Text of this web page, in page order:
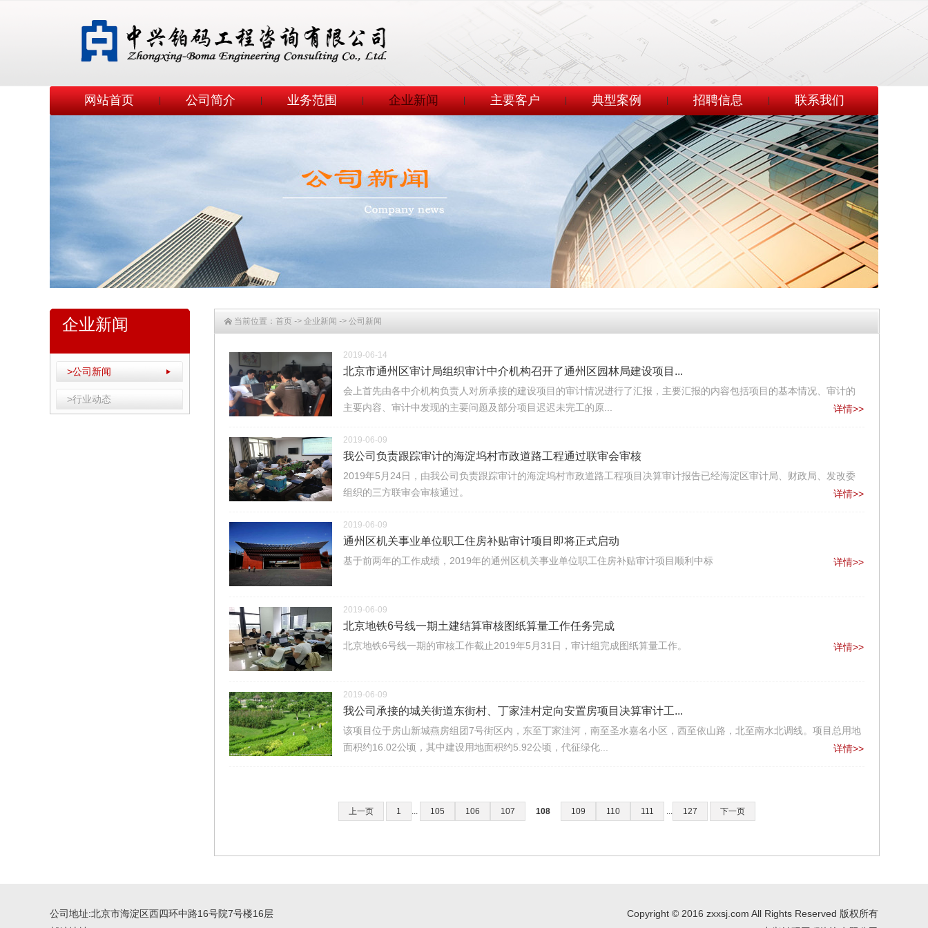
网站首页 公司简介 业务范围 企业新闻 主要客户 典型案例 招聘信息 联系我们
企业新闻
>公司新闻
>行业动态
当前位置： 首页 -> 企业新闻 -> 公司新闻
2019-06-14
北京市通州区审计局组织审计中介机构召开了通州区园林局建设项目...
会上首先由各中介机构负责人对所承接的建设项目的审计情况进行了汇报，主要汇报的内容包括项目的基本情况、审计的
主要内容、审计中发现的主要问题及部分项目迟迟未完工的原...
详情>>
2019-06-09
我公司负责跟踪审计的海淀坞村市政道路工程通过联审会审核
2019年5月24日，由我公司负责跟踪审计的海淀坞村市政道路工程项目决算审计报告已经海淀区审计局、财政局、发改委
组织的三方联审会审核通过。
详情>>
2019-06-09
通州区机关事业单位职工住房补贴审计项目即将正式启动
基于前两年的工作成绩，2019年的通州区机关事业单位职工住房补贴审计项目顺利中标 详情>>
2019-06-09
北京地铁6号线一期土建结算审核图纸算量工作任务完成
北京地铁6号线一期的审核工作截止2019年5月31日，审计组完成图纸算量工作。 详情>>
2019-06-09
我公司承接的城关街道东街村、丁家洼村定向安置房项目决算审计工...
该项目位于房山新城燕房组团7号街区内，东至丁家洼河，南至圣水嘉名小区，西至依山路，北至南水北调线。项目总用地
面积约16.02公顷，其中建设用地面积约5.92公顷，代征绿化...
详情>>
上一页 1 ... 105 106 107 108 109 110 111 ... 127 下一页
公司地址:北京市海淀区西四环中路16号院7号楼16层
Copyright © 2016 zxxsj.com All Rights Reserved 版权所有